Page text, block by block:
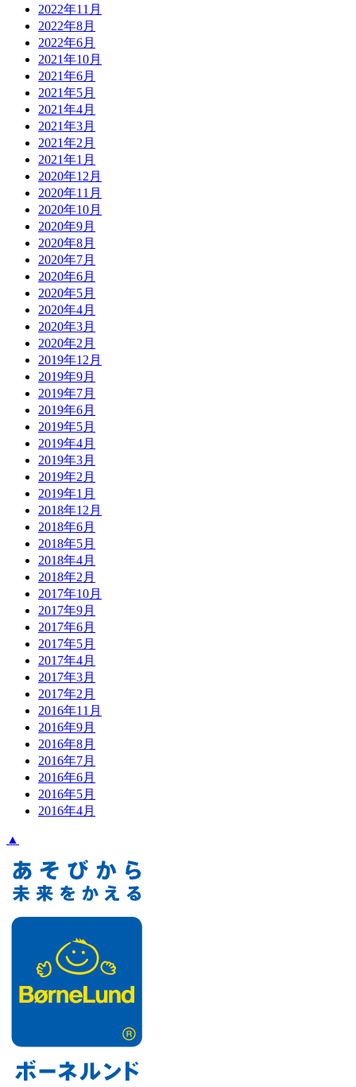
2022年11月
2022年8月
2022年6月
2021年10月
2021年6月
2021年5月
2021年4月
2021年3月
2021年2月
2021年1月
2020年12月
2020年11月
2020年10月
2020年9月
2020年8月
2020年7月
2020年6月
2020年5月
2020年4月
2020年3月
2020年2月
2019年12月
2019年9月
2019年7月
2019年6月
2019年5月
2019年4月
2019年3月
2019年2月
2019年1月
2018年12月
2018年6月
2018年5月
2018年4月
2018年2月
2017年10月
2017年9月
2017年6月
2017年5月
2017年4月
2017年3月
2017年2月
2016年11月
2016年9月
2016年8月
2016年7月
2016年6月
2016年5月
2016年4月
▲